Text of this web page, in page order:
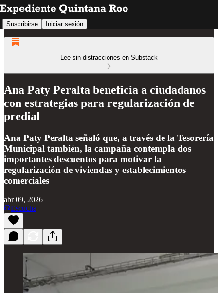
Suscribirse Iniciar sesión
Lee sin distracciones en Substack
Ana Paty Peralta beneficia a ciudadanos
con estrategias para regularización de
predial
Ana Paty Peralta señaló que, a través de la Tesorería
Municipal también, la campaña contempla dos
importantes descuentos para motivar la
regularización de viviendas y establecimientos
comerciales
abr 09, 2026
Escucha